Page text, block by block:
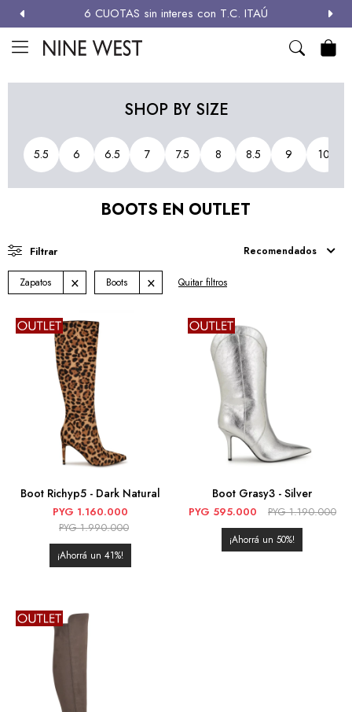
6 CUOTAS sin interes con T.C. ITAÚ

SHOP BY SIZE
5.5 6 6.5 7 7.5 8 8.5 9 10
BOOTS EN OUTLET
Recomendados
Zapatos Boots Quitar filtros
Boot Richyp5 - Dark Natural
PYG 1.160.000
PYG 1.990.000
41
Boot Grasy3 - Silver
PYG 595.000 PYG 1.190.000
50
MI CUENTA
Carteras
Términos y condiciones